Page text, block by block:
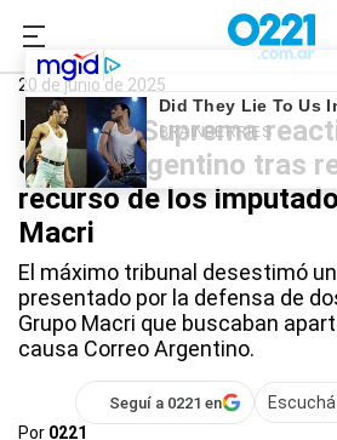
0221.com.ar
Correo
20 de junio de 2025
La Corte Suprema
Correo Argentino tras
recurso de los
Macri
El máximo tribunal desestimó
presentado por la defensa de
Grupo Macri que buscaban
causa Correo Argentino.
Seguí a 0221 en
Por 0221